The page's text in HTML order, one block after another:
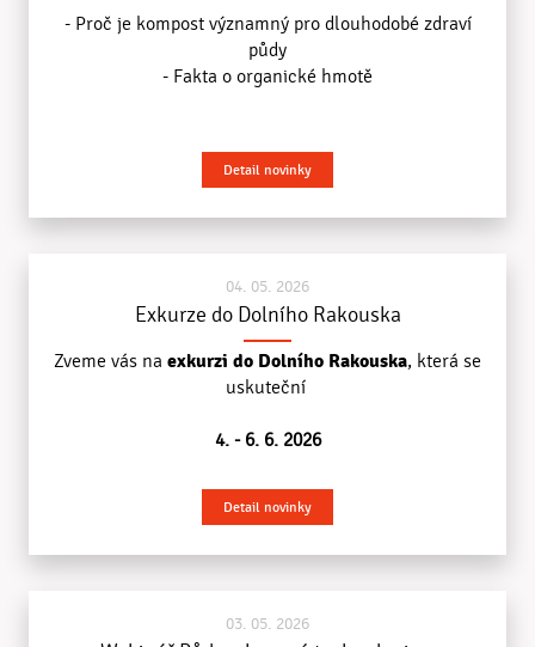
- Proč je kompost významný pro dlouhodobé zdraví
půdy
- Fakta o organické hmotě
Detail novinky
04. 05. 2026
Exkurze do Dolního Rakouska
Zveme vás na exkurzi do Dolního Rakouska, která se
uskuteční
4. - 6. 6. 2026
Detail novinky
03. 05. 2026